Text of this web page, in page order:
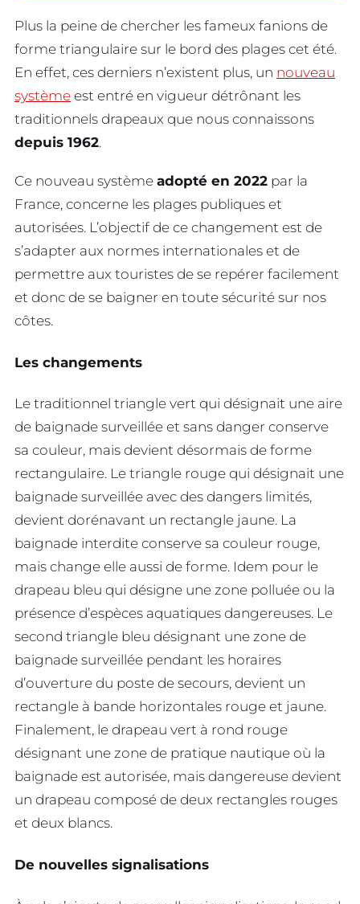
Plus la peine de chercher les fameux fanions de
forme triangulaire sur le bord des plages cet été.
En effet, ces derniers n’existent plus, un nouveau
système est entré en vigueur détrônant les
traditionnels drapeaux que nous connaissons
depuis 1962.
Ce nouveau système adopté en 2022 par la
France, concerne les plages publiques et
autorisées. L’objectif de ce changement est de
s’adapter aux normes internationales et de
permettre aux touristes de se repérer facilement
et donc de se baigner en toute sécurité sur nos
côtes.
Les changements
Le traditionnel triangle vert qui désignait une aire
de baignade surveillée et sans danger conserve
sa couleur, mais devient désormais de forme
rectangulaire. Le triangle rouge qui désignait une
baignade surveillée avec des dangers limités,
devient dorénavant un rectangle jaune. La
baignade interdite conserve sa couleur rouge,
mais change elle aussi de forme. Idem pour le
drapeau bleu qui désigne une zone polluée ou la
présence d’espèces aquatiques dangereuses. Le
second triangle bleu désignant une zone de
baignade surveillée pendant les horaires
d’ouverture du poste de secours, devient un
rectangle à bande horizontales rouge et jaune.
Finalement, le drapeau vert à rond rouge
désignant une zone de pratique nautique où la
baignade est autorisée, mais dangereuse devient
un drapeau composé de deux rectangles rouges
et deux blancs.
De nouvelles signalisations